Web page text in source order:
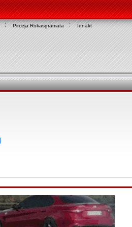
Pircēja Rokasgrāmata Ienākt